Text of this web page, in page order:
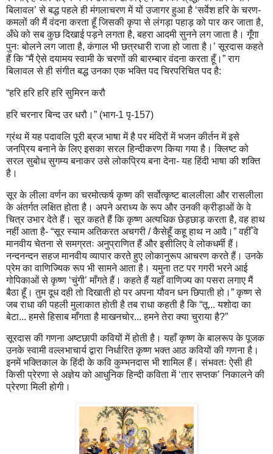
बिलावल’ से बद्ध पहले ही मंगलाचरण में यों उजागर हुआ है ‘सर्वेश हरि के चरण-
कमलों की मैं वंदना करता हूँ जिसकी कृपा से लंगड़ा पहाड़ को पार कर जाता है,
अँधे को सब कुछ दिखाई पड़ने लगता है, बहरा आदमी सुनने लग जाता है। गूँगा
पुनः बोलने लग जाता है, कंगाल भी छत्रधारी राजा हो जाता है।’ सूरदास कहते
हैं कि “मैं ऐसे दयामय स्वामी के चरणों की बारम्बार वंदना करता हूँ।” राग
बिलावल से ही संगीत बद्ध उनका एक भक्ति पद चिरपरिचित पद है:
“हरि हरि हरि हरि सुमिरन करौ
हरि चरनार बिन्द उर धरौ।” (भाग-1 पृ-157)
ग्रंथ में यह पदावलि पूरी ब्रज भाषा में है पर मंदिरों में भजन कीर्तन में इसे
जनप्रिय बनाने के लिए इसका सरल हिन्दीकरण किया गया है। क्लिष्ट को
सरल सुबोध सुगम्य बनाकर उसे लोकप्रिय बना देना- यह हिंदी भाषा की शक्ति
है।
सूर के लीला वर्णन का चरमोत्कर्ष कृष्ण की सर्वोत्कृष्ट बाललीला और रासलीला
के अंतर्गत लक्षित होता है। अपने अराध्य के रूप और उनकी क्रीड़ाओं के वे
चित्र उभार देते हैं। सूर कहते हैं कि कृष्ण अत्यधिक छेड़छाड़ करता है, वह हाथ
नहीं आता है- “सूर स्याम अतिकरत अचगरी / कैसेहूँ कहू हाथ न आवै।” वहीँ वे
मानवीय चेतना से समग्रतः अनुप्राणित हैं और इसीलिए वे लोकधर्मी हैं।
नन्दनन्दन सहज मानवीय व्यापार करते हुए लोकानुरूप आचरण करते हैं। उनके
प्रेम का वाणिज्यिक रूप भी सामने आता है। यमुना तट पर गगरी भरने आई
गोपिकाओं से कृष्ण ‘चुंगी’ माँगते हैं। कहते हैं यहाँ वाणिज्य का पसरा लगाए मैं
बैठा हूँ। तुम दूध दही तो दिखाती हो पर अपना यौवन धन छिपाती हो।” कृष्ण से
जब राधा की पहली मुलाकात होती है तब राधा कहती है कि “तू... यशोदा का
बेटा... हमसे हिसाब माँगता है माखनचोर... हमने तेरा क्या चुराया है?”
सूरदास की गणना अष्टछापी कवियों में होती है। यहाँ कृष्ण के बालरूप के पूजक
उनके स्वामी वल्लभाचार्य द्वारा निर्धारित कृष्ण भक्त आठ कवियों की गणना है।
इनमें भक्तिकाल के हिंदी के कवि कुम्भनदास भी शामिल हैं। संभवतः ऐसी ही
किसी प्रेरणा से अज्ञेय को आधुनिक हिन्दी कविता में ‘तार सप्तक’ निकालने की
प्रेरणा मिली होगी।